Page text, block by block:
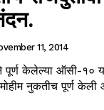
11, 2014
पूर्ण केलेल्या ऑसी-१०
नुकतीच पूर्ण केली